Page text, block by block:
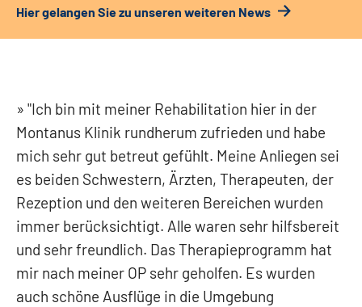
Hier gelangen Sie zu unseren weiteren News
"Ich bin mit meiner Rehabilitation hier in der
Montanus Klinik rundherum zufrieden und habe
mich sehr gut betreut gefühlt. Meine Anliegen sei
es beiden Schwestern, Ärzten, Therapeuten, der
Rezeption und den weiteren Bereichen wurden
immer berücksichtigt. Alle waren sehr hilfsbereit
und sehr freundlich. Das Therapieprogramm hat
mir nach meiner OP sehr geholfen. Es wurden
auch schöne Ausflüge in die Umgebung